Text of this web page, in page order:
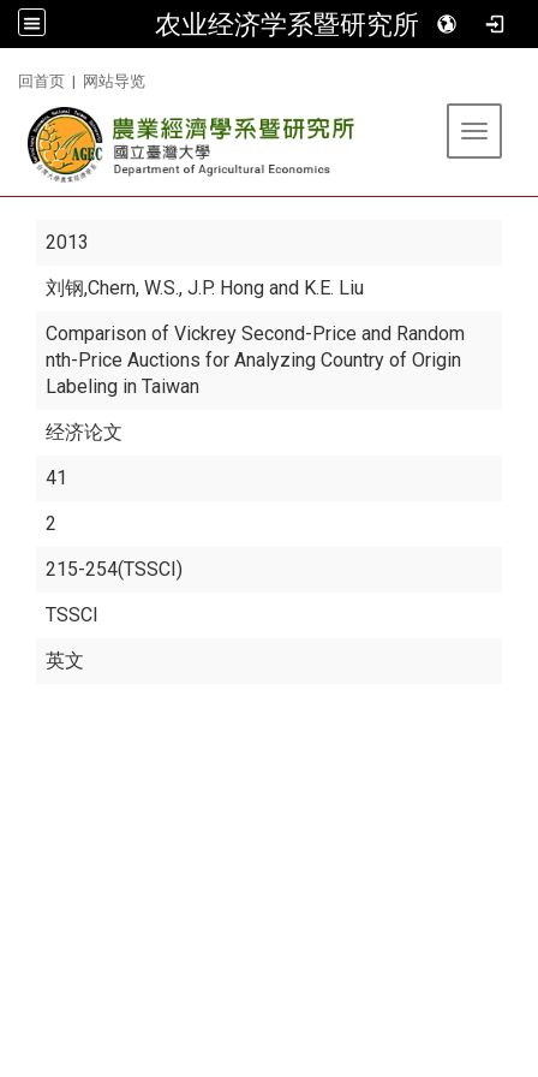
农业经济学系暨研究所
回首页 | 网站导览
Toggle
2013
刘钢,Chern, W.S., J.P. Hong and K.E. Liu
Comparison of Vickrey Second-Price and Random
nth-Price Auctions for Analyzing Country of Origin
Labeling in Taiwan
经济论文
41
2
215-254(TSSCI)
TSSCI
英文